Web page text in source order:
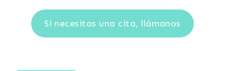
Si necesitas una cita, llámanos